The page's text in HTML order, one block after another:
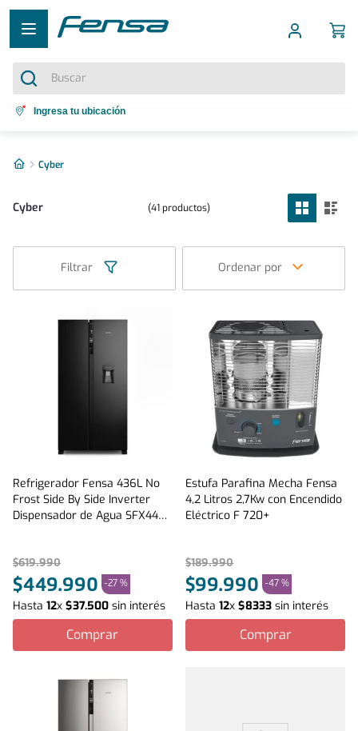
Buscar
Términos más buscados
2. cocina 4 platos
5. secadora
Ingresa tu ubicación
Cyber
Cyber 41productos
Filtrar Ordenar por
Refrigerador Fensa 436L No
Frost Side By Side Inverter
Dispensador de Agua SFX440B
$619.990
$449.990 -27 %
Hasta 12x $37.500 sin interés
Comprar
Estufa Parafina Mecha Fensa
4,2 Litros 2,7Kw con Encendido
Eléctrico F 720+
$189.990
$99.990 -47 %
Hasta12x$8333 sin interés
Comprar